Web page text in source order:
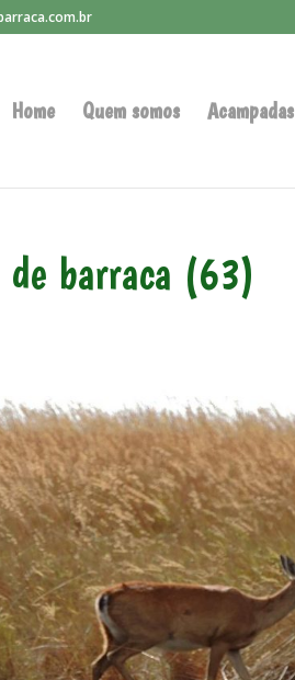
Home Quem somos Acampadas
barraca (63)